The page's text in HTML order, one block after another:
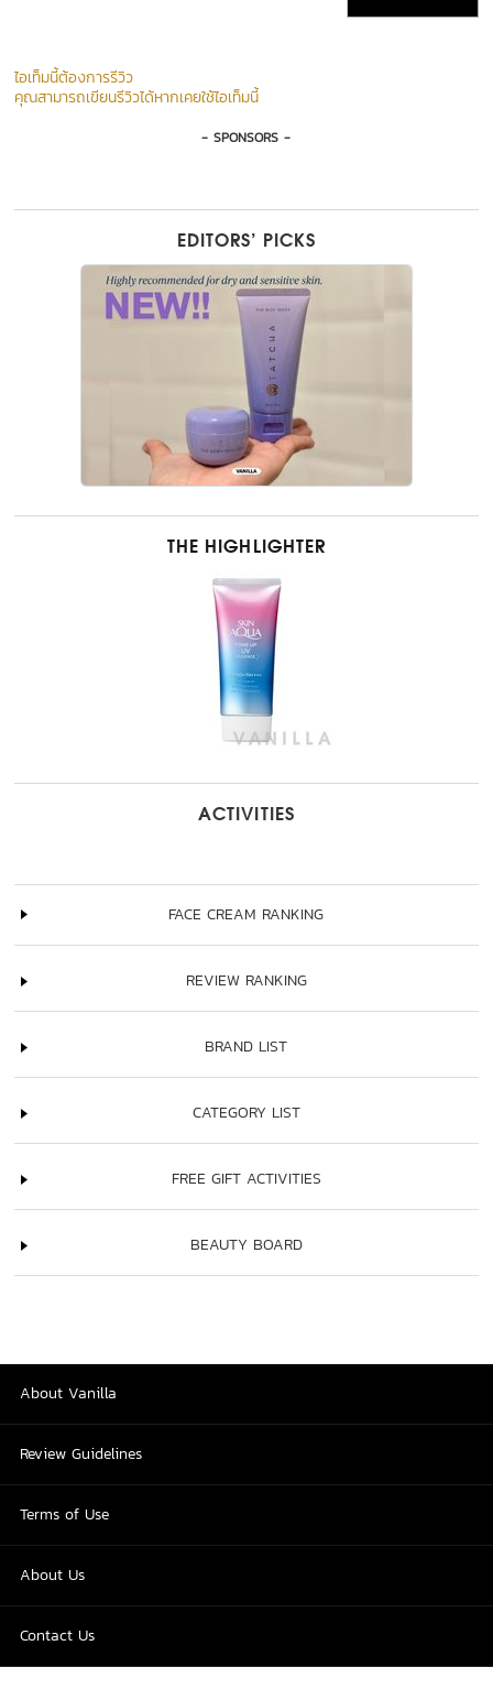
ไอเท็มนี้ต้องการรีวิว
คุณสามารถเขียนรีวิวได้หากเคยใช้ไอเท็มนี้
- SPONSORS -
EDITORS’ PICKS
THE HIGHLIGHTER
ACTIVITIES
FACE CREAM RANKING
REVIEW RANKING
BRAND LIST
CATEGORY LIST
FREE GIFT ACTIVITIES
BEAUTY BOARD
About Vanilla
Review Guidelines
Terms of Use
About Us
Contact Us